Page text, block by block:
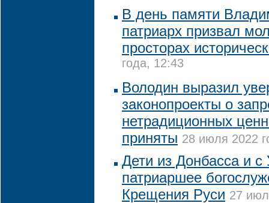
В день памяти
патриарх призвал
просторах
года, 12:43
Володин выразил
законопроекты о
нетрадиционных
приняты 28 июля 2022
Дети из Донбасса и с
патриаршее
Крещения Руси 27